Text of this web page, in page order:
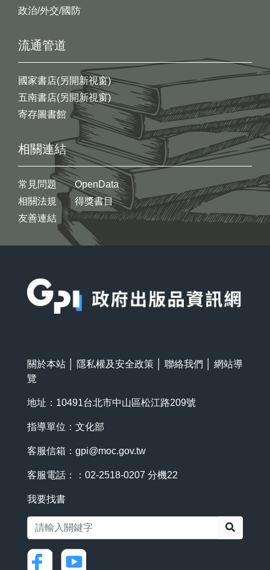
政治/外交/國防
流通管道
國家書店(另開新視窗)
五南書店(另開新視窗)
寄存圖書館
相關連結
常見問題
相關法規
友善連結
OpenData
得獎書目
關於本站 隱私權及安全政策 聯絡我們
網站導
覽
地址：10491台北市中山區松江路209號
指導單位：文化部
客服信箱： gpi@moc.gov.tw
客服電話：：02-2518-0207 分機22
我要找書